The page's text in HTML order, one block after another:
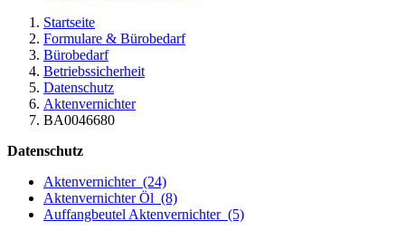
Startseite
Formulare & Bürobedarf
Bürobedarf
Betriebssicherheit
Datenschutz
Aktenvernichter
BA0046680
Datenschutz
Aktenvernichter (24)
Aktenvernichter Öl (8)
Auffangbeutel Aktenvernichter (5)